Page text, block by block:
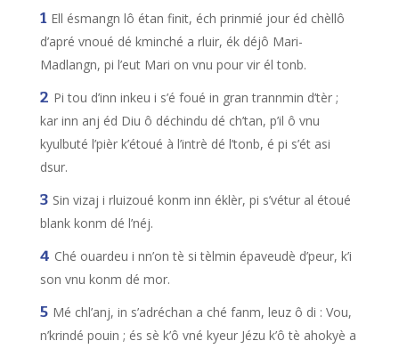
Ell ésmangn lô étan finit, éch prinmié jour éd chèllô
d’apré vnoué dé kminché a rluir, ék déjô Mari-
Madlangn, pi l’eut Mari on vnu pour vir él tonb.
Pi tou d’inn inkeu i s’é foué in gran trannmin d’tèr ;
kar inn anj éd Diu ô déchindu dé ch’tan, p’il ô vnu
kyulbuté l’pièr k’étoué à l’intrè dé l’tonb, é pi s’ét asi
dsur.
Sin vizaj i rluizoué konm inn éklèr, pi s’vétur al étoué
blank konm dé l’néj.
Ché ouardeu i nn’on tè si tèlmin épaveudè d’peur, k’i
son vnu konm dé mor.
Mé chl’anj, in s’adréchan a ché fanm, leuz ô di : Vou,
n’krindé pouin ; és sè k’ô vné kyeur Jézu k’ô tè ahokyè a